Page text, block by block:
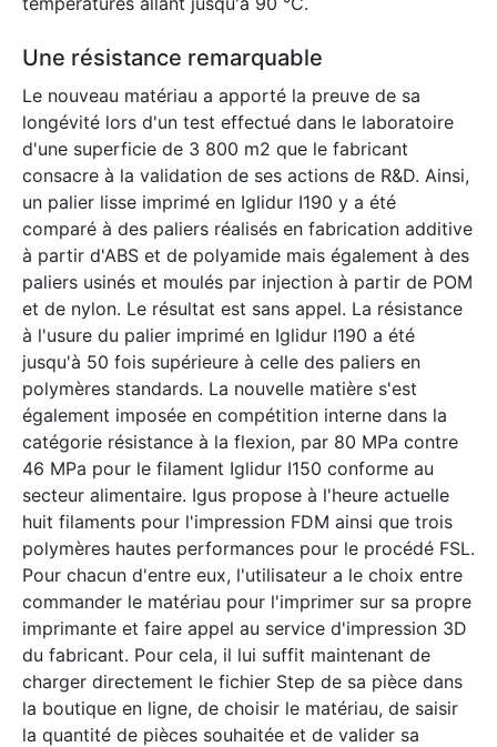
Une résistance remarquable
Le nouveau matériau a apporté la preuve de sa
longévité lors d'un test effectué dans le laboratoire
d'une superficie de 3 800 m2 que le fabricant
consacre à la validation de ses actions de R&D. Ainsi,
un palier lisse imprimé en Iglidur I190 y a été
comparé à des paliers réalisés en fabrication additive
à partir d'ABS et de polyamide mais également à des
paliers usinés et moulés par injection à partir de POM
et de nylon. Le résultat est sans appel. La résistance
à l'usure du palier imprimé en Iglidur I190 a été
jusqu'à 50 fois supérieure à celle des paliers en
polymères standards. La nouvelle matière s'est
également imposée en compétition interne dans la
catégorie résistance à la flexion, par 80 MPa contre
46 MPa pour le filament Iglidur I150 conforme au
secteur alimentaire. Igus propose à l'heure actuelle
huit filaments pour l'impression FDM ainsi que trois
polymères hautes performances pour le procédé FSL.
Pour chacun d'entre eux, l'utilisateur a le choix entre
commander le matériau pour l'imprimer sur sa propre
imprimante et faire appel au service d'impression 3D
du fabricant. Pour cela, il lui suffit maintenant de
charger directement le fichier Step de sa pièce dans
la boutique en ligne, de choisir le matériau, de saisir
la quantité de pièces souhaitée et de valider sa